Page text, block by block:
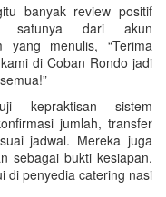
banyak review positif
satunya dari akun
yang menulis, “Terima
di Coban Rondo jadi
kepraktisan sistem
jumlah, transfer
jadwal. Mereka juga
sebagai bukti kesiapan.
di penyedia catering nasi